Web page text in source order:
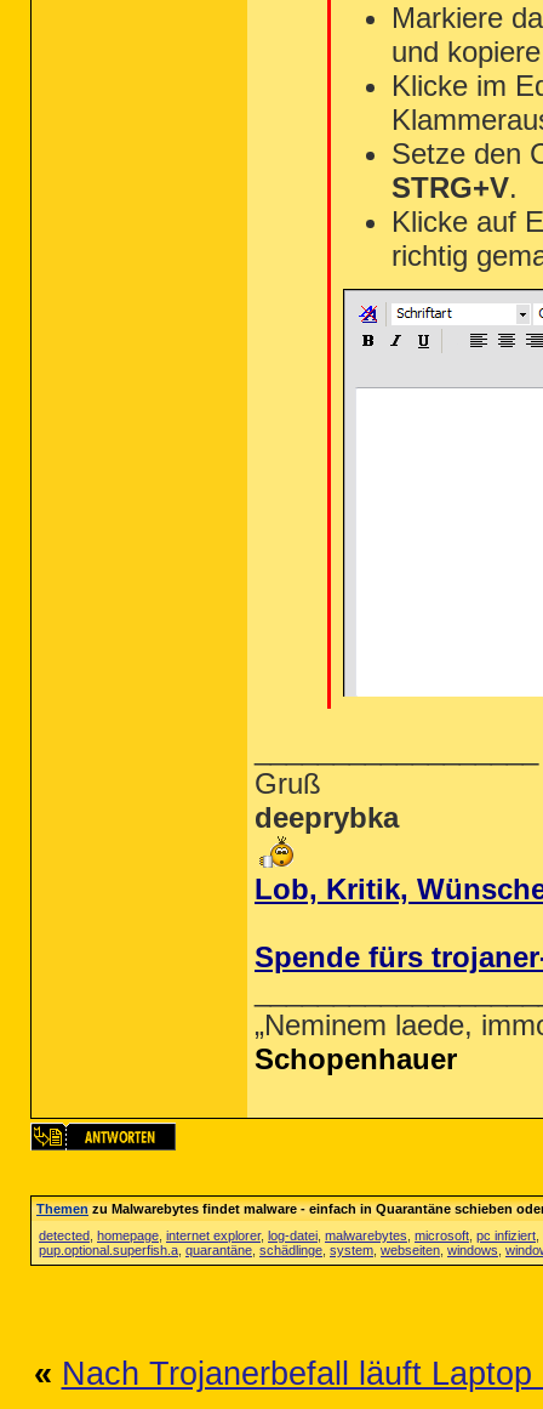
Markiere
und
Klicke im
Setze den
STRG+V.
Klicke auf
richtig
Gruß
deeprybka
Lob, Kritik,
Spende fürs
„Neminem laede,
Schopenhauer
Themenzu Malwarebytes findet malware - einfach in Quarantäne schieben
detected homepage internet explorer, log-datei malwarebytes microsoft pc infiziert
pup.optional.superfish.a quarantäne schädlinge system webseiten windows
« Nach Trojanerbefall läuft Laptop